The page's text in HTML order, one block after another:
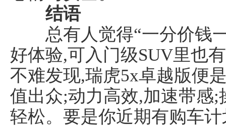
结语
总有人觉得“一分价钱一
好体验,可入门级SUV里也
不难发现,瑞虎5x卓越版便
值出众;动力高效,加速带感
轻松。要是你近期有购车